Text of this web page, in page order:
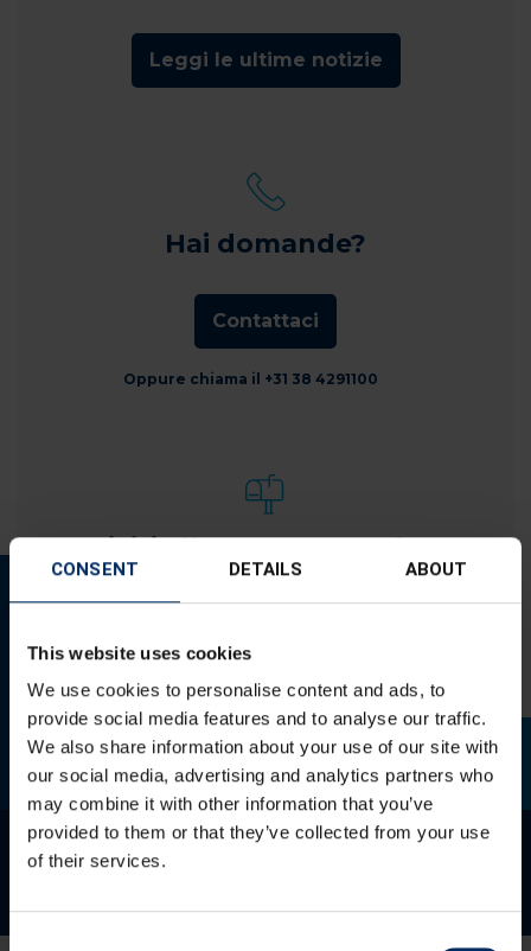
CONSENT DETAILS ABOUT
This website uses cookies
We use cookies to personalise content and ads, to
provide social media features and to analyse our traffic.
We also share information about your use of our site with
our social media, advertising and analytics partners who
may combine it with other information that you’ve
provided to them or that they’ve collected from your use
of their services.
Consent
Leggi le ultime notizie
Hai domande?
Contattaci
Oppure chiama il +31 38 4291100
Iscriviti alla nostra newsletter